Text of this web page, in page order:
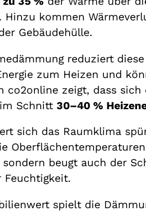
Hinzu kommen
Gebäudehülle.
reduziert
zum Heizen und
co2online zeigt, dass
Schnitt 30–40 %
sich das Raumklima
beugt auch der
Feuchtigkeit.
spielt die